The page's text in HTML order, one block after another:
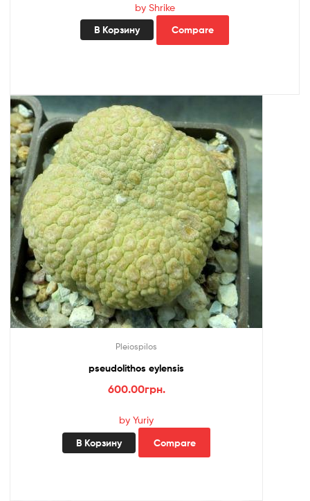
by Shrike
В Корзину Compare
Pleiospilos
pseudolithos eylensis
600.00грн.
by Yuriy
В Корзину Compare